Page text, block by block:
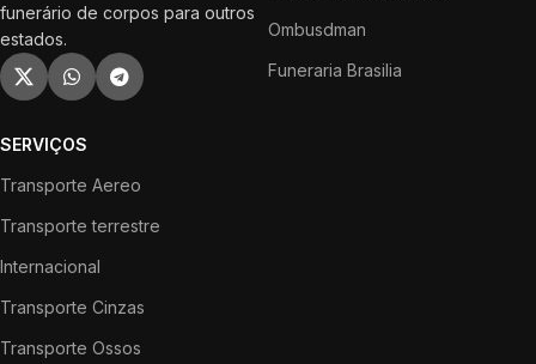
funerário de corpos para outros
estados.
Ombusdman
Funeraria Brasilia
SERVIÇOS
Transporte Aereo
Transporte terrestre
Internacional
Transporte Cinzas
Transporte Ossos